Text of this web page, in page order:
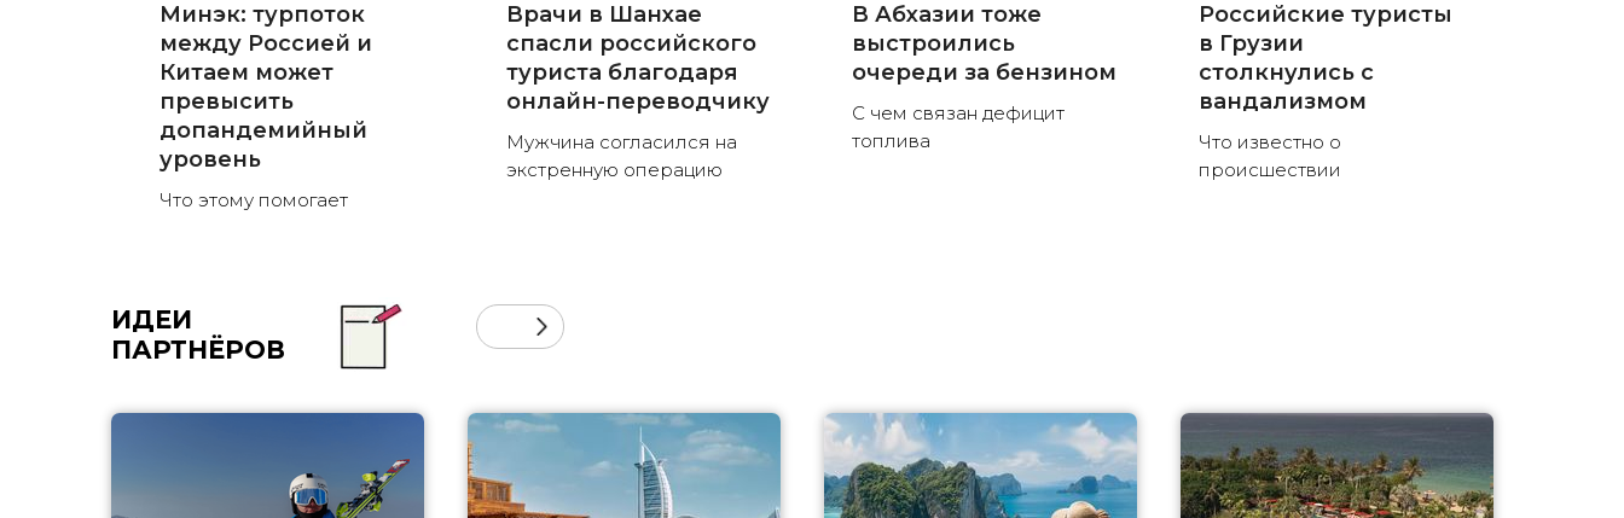
Минэк: турпоток
между Россией и
Китаем может
превысить
допандемийный
уровень
Что этому помогает
Врачи в Шанхае
спасли российского
туриста благодаря
онлайн-переводчику
Мужчина согласился на
экстренную операцию
В Абхазии тоже
выстроились
очереди за бензином
С чем связан дефицит
топлива
Российские туристы
в Грузии
столкнулись с
вандализмом
Что известно о
происшествии
ИДЕИ
ПАРТНЁРОВ